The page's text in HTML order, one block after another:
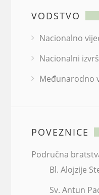
VODSTVO
Nacionalno
Nacionalni
Međunarodno
POVEZNICE
Područna
Bl. Alojzije
Sv. Antun